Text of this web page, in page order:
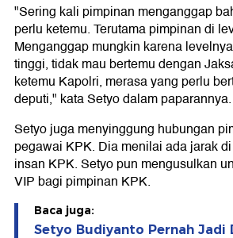
"Sering kali pimpinan menganggap
perlu ketemu. Terutama pimpinan di
Menganggap mungkin karena
tinggi, tidak mau bertemu dengan
ketemu Kapolri, merasa yang perlu
deputi," kata Setyo dalam paparannya.
Setyo juga menyinggung hubungan
pegawai KPK. Dia menilai ada jarak
insan KPK. Setyo pun mengusulkan
VIP bagi pimpinan KPK.
Baca juga:
Setyo Budiyanto Pernah Jadi